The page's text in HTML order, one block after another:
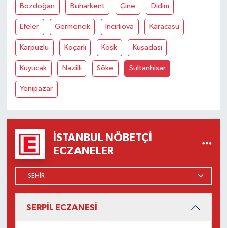
Bozdoğan Buharkent Çine Didim
Efeler Germencik İncirliova Karacasu
Karpuzlu Koçarlı Köşk Kuşadası
Kuyucak Nazilli Söke Sultanhisar
Yenipazar
İSTANBUL NÖBETÇI
ECZANELER
SERPİL ECZANESİ